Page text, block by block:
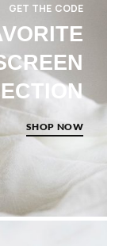
GET THE CODE
SHOP NOW